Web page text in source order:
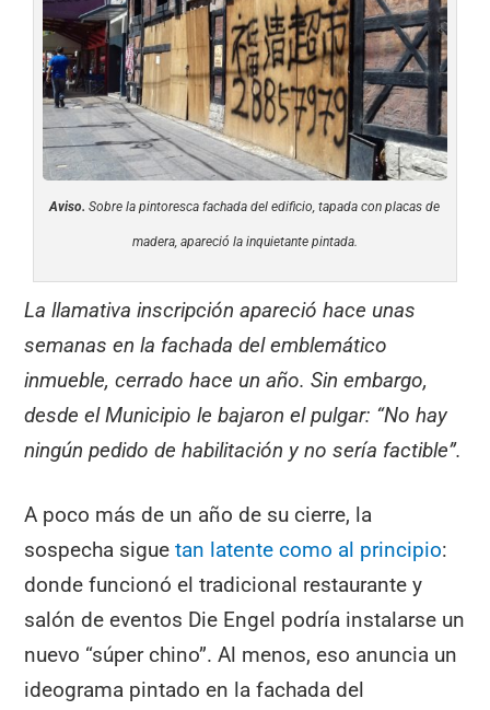
Aviso. Sobre la pintoresca fachada del edificio, tapada con placas de
madera, apareció la inquietante pintada.
La llamativa inscripción apareció hace unas
semanas en la fachada del emblemático
inmueble, cerrado hace un año. Sin embargo,
desde el Municipio le bajaron el pulgar: “No hay
ningún pedido de habilitación y no sería factible”.
A poco más de un año de su cierre, la
sospecha sigue tan latente como al principio:
donde funcionó el tradicional restaurante y
salón de eventos Die Engel podría instalarse un
nuevo “súper chino”. Al menos, eso anuncia un
ideograma pintado en la fachada del